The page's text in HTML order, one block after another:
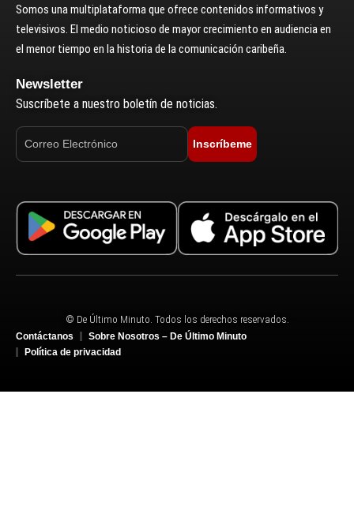
Somos una multiplataforma que ofrece contenidos informativos y
televisivos. El medio noticioso de mayor crecimiento en audiencia en
el menor tiempo en la historia de la comunicación caribeña.
Newsletter
Suscríbete a nuestro boletín de noticias.
Inscríbeme
© De Último Minuto. Todos los derechos reservados.
Contáctanos
Sobre Nosotros – De Último Minuto
Política de privacidad